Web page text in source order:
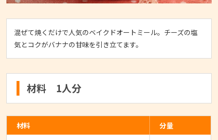
混ぜて焼くだけで人気のベイクドオートミール。チーズの塩
気とコクがバナナの甘味を引き立てます。
材料 1人分
材料 分量